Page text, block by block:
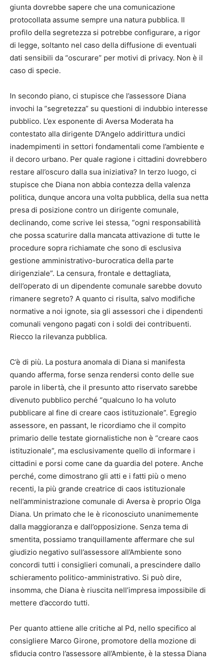
giunta dovrebbe sapere che una comunicazione
protocollata assume sempre una natura pubblica. Il
profilo della segretezza si potrebbe configurare, a rigor
di legge, soltanto nel caso della diffusione di eventuali
dati sensibili da “oscurare” per motivi di privacy. Non è il
caso di specie.
In secondo piano, ci stupisce che l’assessore Diana
invochi la “segretezza” su questioni di indubbio interesse
pubblico. L’ex esponente di Aversa Moderata ha
contestato alla dirigente D’Angelo addirittura undici
inadempimenti in settori fondamentali come l’ambiente e
il decoro urbano. Per quale ragione i cittadini dovrebbero
restare all’oscuro dalla sua iniziativa? In terzo luogo, ci
stupisce che Diana non abbia contezza della valenza
politica, dunque ancora una volta pubblica, della sua netta
presa di posizione contro un dirigente comunale,
declinando, come scrive lei stessa, “ogni responsabilità
che possa scaturire dalla mancata attivazione di tutte le
procedure sopra richiamate che sono di esclusiva
gestione amministrativo-burocratica della parte
dirigenziale”. La censura, frontale e dettagliata,
dell’operato di un dipendente comunale sarebbe dovuto
rimanere segreto? A quanto ci risulta, salvo modifiche
normative a noi ignote, sia gli assessori che i dipendenti
comunali vengono pagati con i soldi dei contribuenti.
Riecco la rilevanza pubblica.
C’è di più. La postura anomala di Diana si manifesta
quando afferma, forse senza rendersi conto delle sue
parole in libertà, che il presunto atto riservato sarebbe
divenuto pubblico perché “qualcuno lo ha voluto
pubblicare al fine di creare caos istituzionale”. Egregio
assessore, en passant, le ricordiamo che il compito
primario delle testate giornalistiche non è “creare caos
istituzionale”, ma esclusivamente quello di informare i
cittadini e porsi come cane da guardia del potere. Anche
perché, come dimostrano gli atti e i fatti più o meno
recenti, la più grande creatrice di caos istituzionale
nell’amministrazione comunale di Aversa è proprio Olga
Diana. Un primato che le è riconosciuto unanimemente
dalla maggioranza e dall’opposizione. Senza tema di
smentita, possiamo tranquillamente affermare che sul
giudizio negativo sull’assessore all’Ambiente sono
concordi tutti i consiglieri comunali, a prescindere dallo
schieramento politico-amministrativo. Si può dire,
insomma, che Diana è riuscita nell’impresa impossibile di
mettere d’accordo tutti.
Per quanto attiene alle critiche al Pd, nello specifico al
consigliere Marco Girone, promotore della mozione di
sfiducia contro l’assessore all’Ambiente, è la stessa Diana